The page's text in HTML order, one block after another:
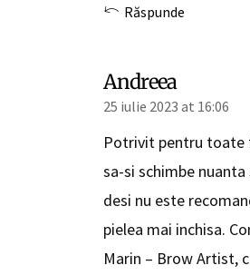
Răspunde
Andreea
25 iulie 2023 at 16:06
Potrivit pentru toate
sa-si schimbe
desi nu este
pielea mai inchisa.
Marin – Brow Artist,